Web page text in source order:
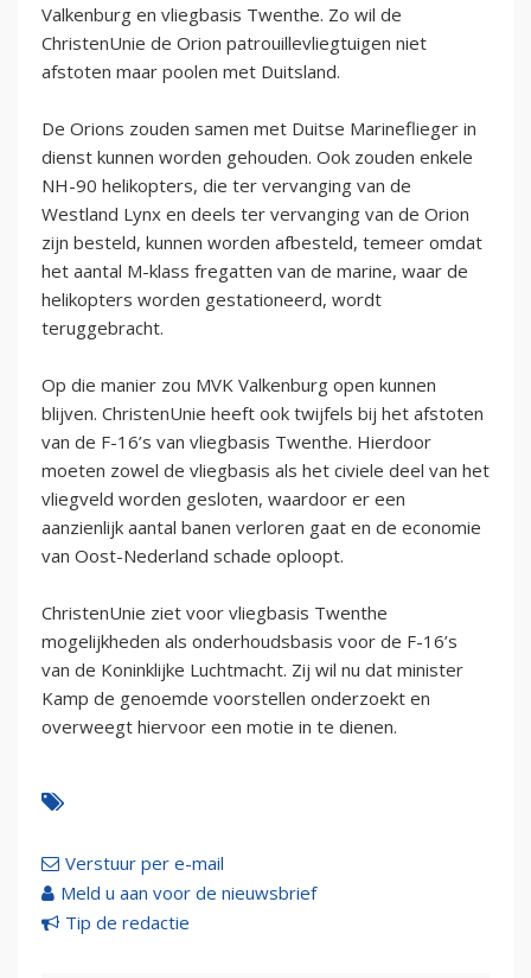
Valkenburg en vliegbasis Twenthe. Zo wil de
ChristenUnie de Orion patrouillevliegtuigen niet
afstoten maar poolen met Duitsland.
De Orions zouden samen met Duitse Marineflieger in
dienst kunnen worden gehouden. Ook zouden enkele
NH-90 helikopters, die ter vervanging van de
Westland Lynx en deels ter vervanging van de Orion
zijn besteld, kunnen worden afbesteld, temeer omdat
het aantal M-klass fregatten van de marine, waar de
helikopters worden gestationeerd, wordt
teruggebracht.
Op die manier zou MVK Valkenburg open kunnen
blijven. ChristenUnie heeft ook twijfels bij het afstoten
van de F-16’s van vliegbasis Twenthe. Hierdoor
moeten zowel de vliegbasis als het civiele deel van het
vliegveld worden gesloten, waardoor er een
aanzienlijk aantal banen verloren gaat en de economie
van Oost-Nederland schade oploopt.
ChristenUnie ziet voor vliegbasis Twenthe
mogelijkheden als onderhoudsbasis voor de F-16’s
van de Koninklijke Luchtmacht. Zij wil nu dat minister
Kamp de genoemde voorstellen onderzoekt en
overweegt hiervoor een motie in te dienen.
Verstuur per e-mail
Meld u aan voor de nieuwsbrief
Tip de redactie